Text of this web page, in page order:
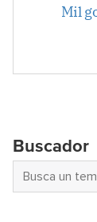
Mil
Buscador